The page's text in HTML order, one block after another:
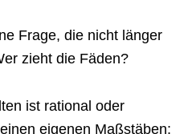
Frage, die nicht länger
zieht die Fäden?
ist rational oder
eigenen Maßstäben: